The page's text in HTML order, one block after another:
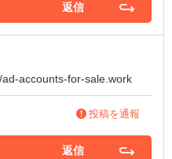
返信
ad-accounts-for-sale.work
投稿を通報
返信